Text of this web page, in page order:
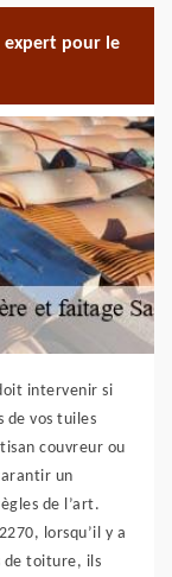
expert pour le
intervenir si
de vos tuiles
couvreur ou
un
de l’art.
lorsqu’il y a
de toiture, ils